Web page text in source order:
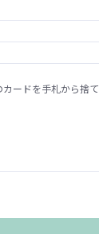
ードを手札から捨て